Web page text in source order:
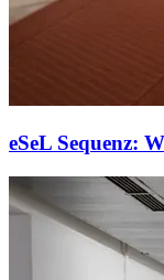
eSeL Sequenz: